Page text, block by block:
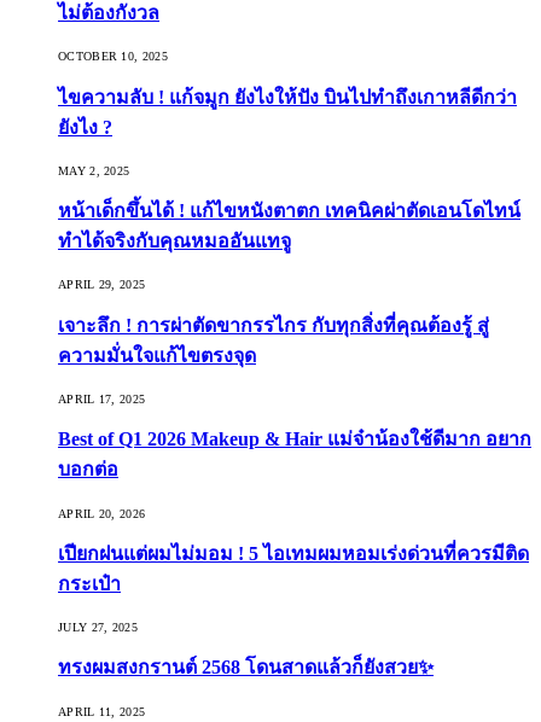
ไม่ต้องกังวล
OCTOBER 10, 2025
ไขความลับ ! แก้จมูก ยังไงให้ปัง บินไปทำถึงเกาหลีดีกว่า
ยังไง ?
MAY 2, 2025
หน้าเด็กขึ้นได้ ! แก้ไขหนังตาตก เทคนิคผ่าตัดเอนโดไทน์
ทำได้จริงกับคุณหมออันแทจู
APRIL 29, 2025
เจาะลึก ! การผ่าตัดขากรรไกร กับทุกสิ่งที่คุณต้องรู้ สู่
ความมั่นใจแก้ไขตรงจุด
APRIL 17, 2025
Best of Q1 2026 Makeup & Hair แม่จ๋าน้องใช้ดีมาก อยาก
บอกต่อ
APRIL 20, 2026
เปียกฝนแต่ผมไม่มอม ! 5 ไอเทมผมหอมเร่งด่วนที่ควรมีติด
กระเป๋า
JULY 27, 2025
ทรงผมสงกรานต์ 2568 โดนสาดแล้วก็ยังสวย✨
APRIL 11, 2025